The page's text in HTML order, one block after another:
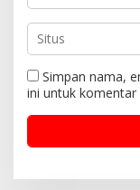
Simpan nama,
ini untuk komentar